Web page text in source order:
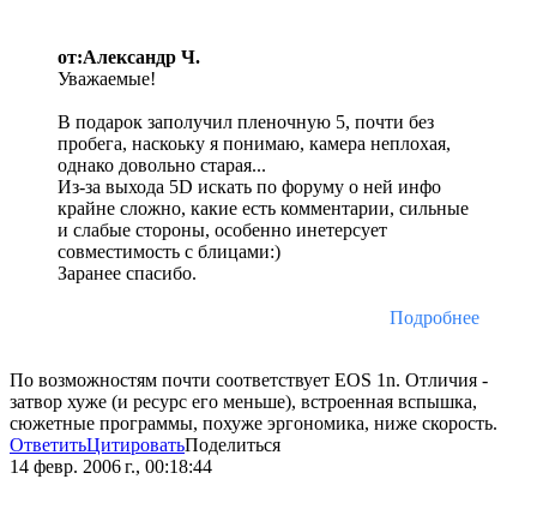
от:Александр Ч.
Уважаемые!
В подарок заполучил пленочную 5, почти без
пробега, наскоьку я понимаю, камера неплохая,
однако довольно старая...
Из-за выхода 5D искать по форуму о ней инфо
крайне сложно, какие есть комментарии, сильные
и слабые стороны, особенно инетерсует
совместимость с блицами:)
Заранее спасибо.
Подробнее
По возможностям почти соответствует EOS 1n. Отличия -
затвор хуже (и ресурс его меньше), встроенная вспышка,
сюжетные программы, похуже эргономика, ниже скорость.
ОтветитьЦитироватьПоделиться
14 февр. 2006 г., 00:18:44